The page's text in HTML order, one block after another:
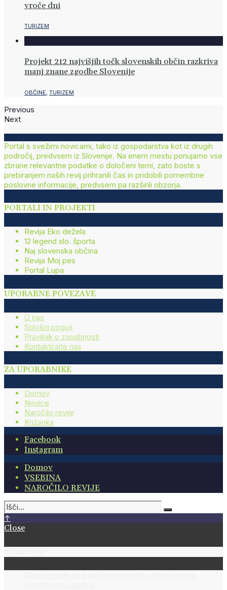
vroče dni
TURIZEM
Projekt 212 najvišjih točk slovenskih občin razkriva
manj znane zgodbe Slovenije
OBČINE TURIZEM
Previous
Next
Portal s svežimi novicami, tako iz gospodarstva kot iz drugih
področij, predvsem iz Slovenije. Na enem mestu ponujamo vse
zbrane relevantne podatke o določeni temi, zato boste s
prebiranjem naših revij prihranili čas in pridobili pomembne
poslovne informacije, predvsem pa razširili obzorja.
PORTALI IN PROJEKTI
Revija Eko dežela
12 legend slo. športa
Naj slovenska občina
Revija Moj pes
Portal Lupa
UPORABNE POVEZAVE
O nas
Splošni pogoji
Pravilnik o zasebnosti
Kontaktirajte nas
ZA UPORABNIKE
Domov
Novice
Naročilo revije
Križanka
Facebook
Instagram
Domov
VSEBINA
NAROČILO REVIJE
↑
Close